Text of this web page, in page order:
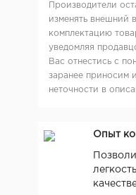
Производители
изменять внешний
комплектацию
уведомляя
Вас отнестись с
заранее приносим
неточности в
Опыт